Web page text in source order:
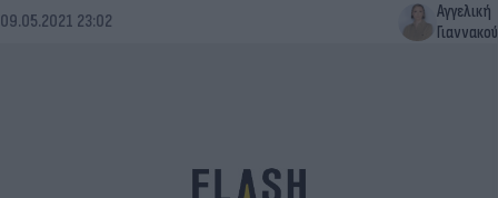
09.05.2021 23:02
Αγγελική
Γιαννακού